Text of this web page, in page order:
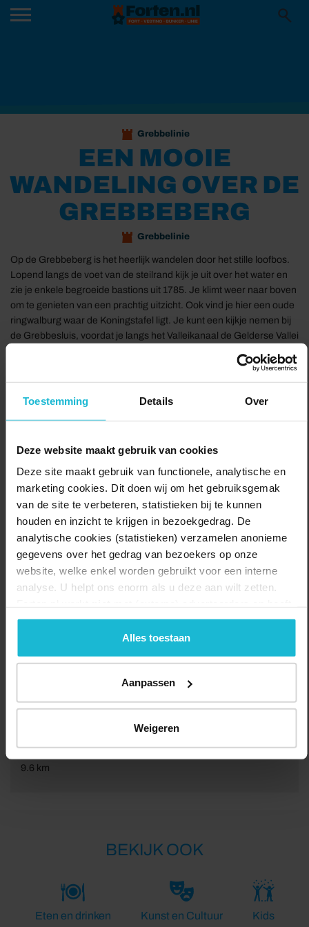
Toestemming Details Over
Deze website maakt gebruik van cookies
Deze site maakt gebruik van functionele, analytische en
marketing cookies. Dit doen wij om het gebruiksgemak
van de site te verbeteren, statistieken bij te kunnen
houden en inzicht te krijgen in bezoekgedrag. De
analytische cookies (statistieken) verzamelen anonieme
gegevens over het gedrag van bezoekers op onze
website, welke enkel worden gebruikt voor een interne
analyse. U helpt ons enorm als u deze aan wilt zetten.
geen commerciële doelstelling. U kunt deze cookies via
de knoppen accepteren, beheren of weigeren.
Alles toestaan
Aanpassen
Weigeren
Grebbelinie
EEN MOOIE
WANDELING OVER DE
GREBBEBERG
Grebbelinie
Op de Grebbeberg is het heerlijk wandelen door het stille loofbos.
Lopend langs de voet van de steilrand kijk je uit over het water en
zie je enkele begroeide bastions uit 1785. Je klimt weer naar boven
om te genieten van een prachtig uitzicht. Ook vind je hier een oude
ringwalburg waar de Koningstafel ligt. Je kunt een kijkje nemen bij
de Grebbesluis, voordat je langs het Valleikanaal de Gelderse Vallei
Kasteel Heimerstein werd tijdens de Slag om de Grebbeberg in
1940 compleet vernietigd. In 1946 is het kasteel weer opgebouwd,
zij het niet in oude stijl. Via de bossen op de Laarsenberg kom je
Honden zijn niet toegestaan op de Grebbeberg.
Naar de route Delen:
Lengte:
9.6 km
BEKIJK OOK
Eten en drinken Kunst en Cultuur Kids